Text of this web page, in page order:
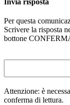
Per questa
Scrivere la risposta
bottone
Attenzione: è
conferma di lettura.